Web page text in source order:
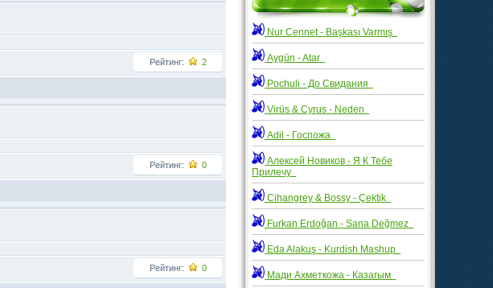
Рейтинг: 2
Рейтинг: 0
Рейтинг: 0
Nur Cennet - Başkası Varmış
Aygün - Atar
Pochuli - До Свидания
Virüs & Cyrus - Neden
Adil - Госпожа
Алексей Новиков - Я К Тебе
Прилечу
Cihangrey & Bossy - Çektik
Furkan Erdoğan - Sana Değmez
Eda Alakuş - Kurdish Mashup
Мади Ахметкожа - Казагым